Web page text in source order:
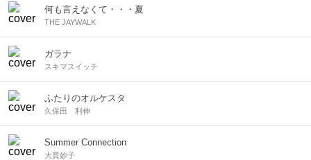
何も言えなくて・・・夏
THE JAYWALK
ガラナ
スキマスイッチ
ふたりのオルケスタ
久保田 利伸
Summer Connection
大貫妙子